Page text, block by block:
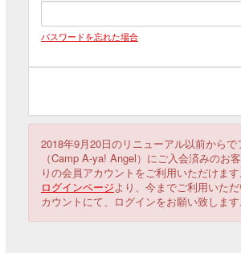
パスワードを忘れた場合
2018年9月20日のリニューアル以前から
（Camp A-ya! Angel）にご入会済みのお
りの会員アカウントをご利用いただけます
ログインページより、今までご利用いた
カウントにて、ログインをお願い致します